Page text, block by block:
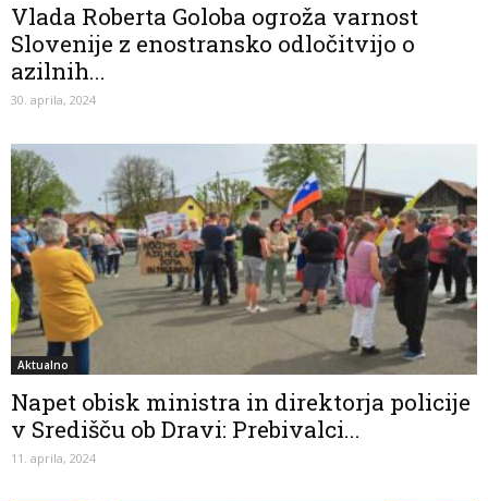
Vlada Roberta Goloba ogroža varnost
Slovenije z enostransko odločitvijo o
azilnih...
30. aprila, 2024
Aktualno
Napet obisk ministra in direktorja policije
v Središču ob Dravi: Prebivalci...
11. aprila, 2024